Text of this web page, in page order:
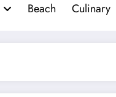
Beach Culinary